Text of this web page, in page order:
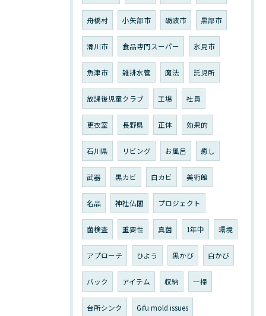
舟橋村 小矢部市 砺波市 黒部市
滑川市 食品専門スーパー 氷見市
魚津市 雑排水管 魔法 託児所
放課後児童クラブ 工場 社員
更衣室 長野県 正体 効果的
石川県 リビング お風呂 癒し
武器 黒カビ 白カビ 美術館
名品 神社仏閣 プロジェクト
菌検査 重要性 真菌 1年中 環境
アプローチ ひよう 黒かび 白かび
バック アイテム 収納 一掃
台所シンク Gifu mold issues